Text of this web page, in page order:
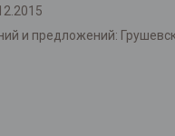
и предложений: